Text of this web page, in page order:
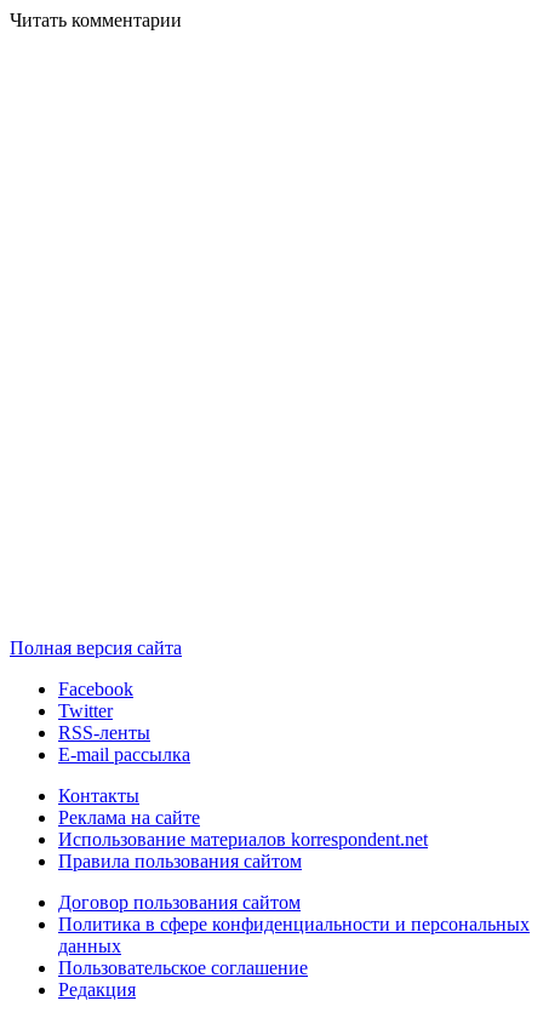
Читать комментарии
Полная версия сайта
Facebook
Twitter
RSS-ленты
E-mail рассылка
Контакты
Реклама на сайте
Использование материалов korrespondent.net
Правила пользования сайтом
Договор пользования сайтом
Политика в сфере конфиденциальности и персональных
данных
Пользовательское соглашение
Редакция